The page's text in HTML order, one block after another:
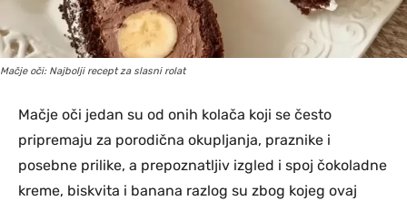
Mačje oči: Najbolji recept za slasni rolat
Mačje oči jedan su od onih kolača koji se često
pripremaju za porodična okupljanja, praznike i
posebne prilike, a prepoznatljiv izgled i spoj čokoladne
kreme, biskvita i banana razlog su zbog kojeg ovaj